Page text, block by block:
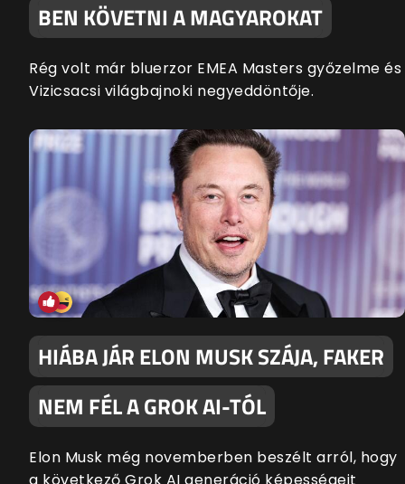
BEN KÖVETNI A MAGYAROKAT
Rég volt már bluerzor EMEA Masters győzelme és
Vizicsacsi világbajnoki negyeddöntője.
HIÁBA JÁR ELON MUSK SZÁJA, FAKER
NEM FÉL A GROK AI-TÓL
Elon Musk még novemberben beszélt arról, hogy